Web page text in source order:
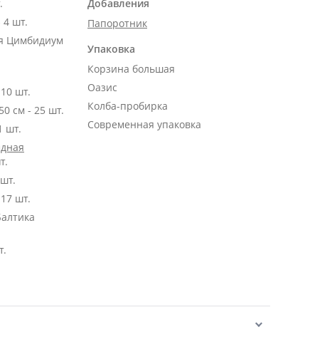
4 шт.
Цимбидиум
шт.
Роза Эквадор розовая 50 см - 25 шт.
шт.
шт.
Добавления
Папоротник
Упаковка
Корзина большая
Оазис
Колба-пробирка
Современная упаковка